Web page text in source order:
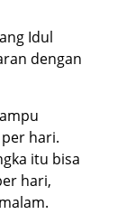
Idul
dengan
hari.
itu bisa
hari,